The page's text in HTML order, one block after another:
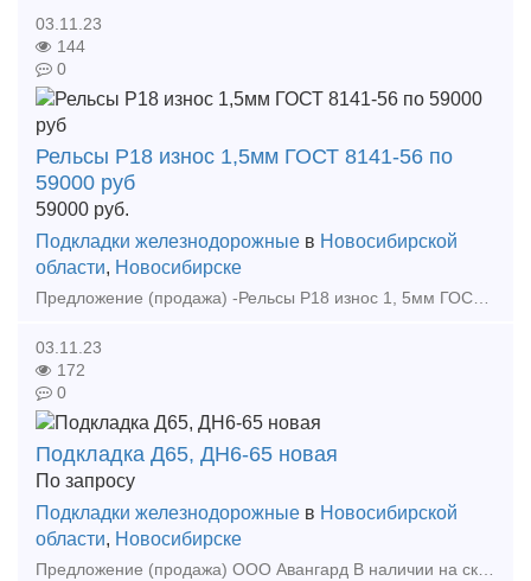
03.11.23
144
0
Рельсы Р18 износ 1,5мм ГОСТ 8141-56 по
59000 руб
59000 руб.
Подкладки железнодорожные в Новосибирской
области, Новосибирске
03.11.23
172
0
Подкладка Д65, ДН6-65 новая
По запросу
Подкладки железнодорожные в Новосибирской
области, Новосибирске
Предложение (продажа) ООО Авангард В наличии на складе в г.Новосибирске. Также в наличии: рельсы, шпалы, подкладка, накладка, прокладка, крепеж, стрелочные п